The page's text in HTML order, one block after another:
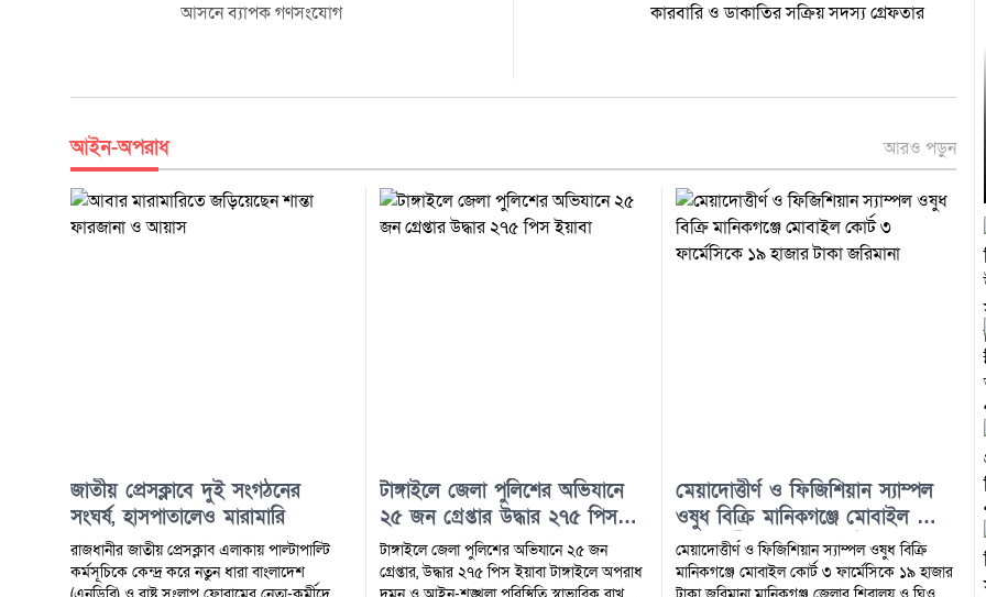
আসনে ব্যাপক গণসংযোগ
কারবারি ও ডাকাতির সক্রিয় সদস্য গ্রেফতার
আইন-অপরাধ আরও পড়ুন
জাতীয় প্রেসক্লাবে দুই সংগঠনের
সংঘর্ষ, হাসপাতালেও মারামারি
রাজধানীর জাতীয় প্রেসক্লাব এলাকায় পাল্টাপাল্টি
কর্মসূচিকে কেন্দ্র করে নতুন ধারা বাংলাদেশ
টাঙ্গাইলে জেলা পুলিশের অভিযানে
২৫ জন গ্রেপ্তার উদ্ধার ২৭৫ পিস
ইয়াবা
টাঙ্গাইলে জেলা পুলিশের অভিযানে ২৫ জন
গ্রেপ্তার, উদ্ধার ২৭৫ পিস ইয়াবা টাঙ্গাইলে অপরাধ
মেয়াদোত্তীর্ণ ও ফিজিশিয়ান স্যাম্পল
ওষুধ বিক্রি মানিকগঞ্জে মোবাইল কোর্ট
৩ ফার্মেসিকে ১৯ হাজার টাকা
জরিমানা
মেয়াদোত্তীর্ণ ও ফিজিশিয়ান স্যাম্পল ওষুধ বিক্রি
মানিকগঞ্জে মোবাইল কোর্ট ৩ ফার্মেসিকে ১৯ হাজার